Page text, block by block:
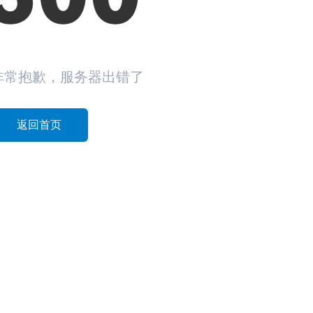
常抱歉，服务器出错了
返回首页